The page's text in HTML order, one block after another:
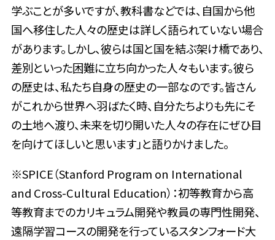
学ぶことが多いですが、教科書などでは、自国から他
国へ移住した人々の歴史は詳しく語られていない場合
があります。しかし、彼らは国と国を結ぶ架け橋であり、
差別といった困難に立ち向かった人々もいます。彼ら
の歴史は、私たち自身の歴史の一部なのです。皆さん
がこれから世界へ羽ばたく時、自分たちよりも先にそ
の土地へ渡り、未来を切り開いた人々の存在にぜひ目
を向けてほしいと思います」と語りかけました。
※SPICE（Stanford Program on International
and Cross-Cultural Education）：初等教育から高
等教育までのカリキュラム開発や教員の専門性開発、
遠隔学習コースの開発を行っているスタンフォード大